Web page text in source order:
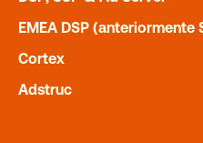
EMEA DSP (anteriormente
Cortex
Adstruc